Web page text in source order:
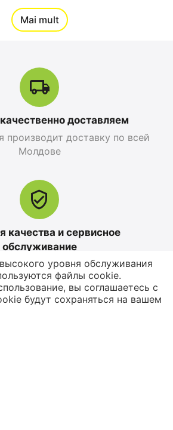
Apple iPhone 17 Pro
256 GB, Blue Deep
în stoc
25 499
Mai mult
доставляем
производит доставку по всей
Молдове
качества и сервисное
обслуживание
только те товары, в качестве
мы уверены
уровня обслуживания
файлы cookie.
вы соглашаетесь с
будут сохраняться на вашем